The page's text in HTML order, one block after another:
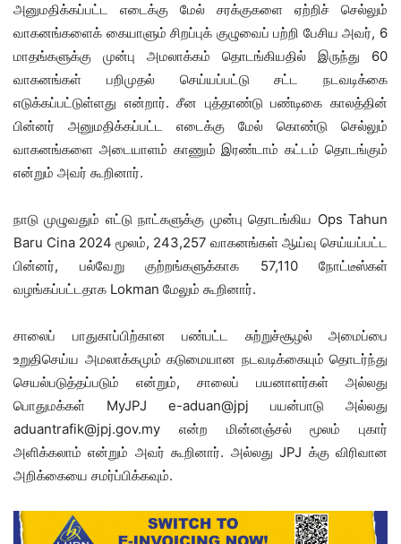
அனுமதிக்கப்பட்ட எடைக்கு மேல் சரக்குகளை ஏற்றிச் செல்லும்
வாகனங்களைக் கையாளும் சிறப்புக் குழுவைப் பற்றி பேசிய அவர், 6
மாதங்களுக்கு முன்பு அமலாக்கம் தொடங்கியதில் இருந்து 60
வாகனங்கள் பறிமுதல் செய்யப்பட்டு சட்ட நடவடிக்கை
எடுக்கப்பட்டுள்ளது என்றார். சீன புத்தாண்டு பண்டிகை காலத்தின்
பின்னர் அனுமதிக்கப்பட்ட எடைக்கு மேல் கொண்டு செல்லும்
வாகனங்களை அடையாளம் காணும் இரண்டாம் கட்டம் தொடங்கும்
என்றும் அவர் கூறினார்.
நாடு முழுவதும் எட்டு நாட்களுக்கு முன்பு தொடங்கிய Ops Tahun
Baru Cina 2024 மூலம், 243,257 வாகனங்கள் ஆய்வு செய்யப்பட்ட
பின்னர், பல்வேறு குற்றங்களுக்காக 57,110 நோட்டீஸ்கள்
வழங்கப்பட்டதாக Lokman மேலும் கூறினார்.
சாலைப் பாதுகாப்பிற்கான பண்பட்ட சுற்றுச்சூழல் அமைப்பை
உறுதிசெய்ய அமலாக்கமும் கடுமையான நடவடிக்கையும் தொடர்ந்து
செயல்படுத்தப்படும் என்றும், சாலைப் பயனாளர்கள் அல்லது
பொதுமக்கள் MyJPJ e-aduan@jpj பயன்பாடு அல்லது
aduantrafik@jpj.gov.my என்ற மின்னஞ்சல் மூலம் புகார்
அளிக்கலாம் என்றும் அவர் கூறினார். அல்லது JPJ க்கு விரிவான
அறிக்கையை சமர்ப்பிக்கவும்.